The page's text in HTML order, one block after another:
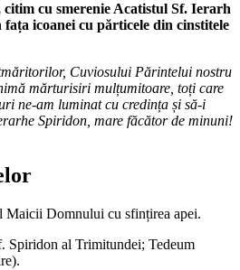
citim cu smerenie Acatistul Sf. Ierarh
icoanei cu părticele din cinstitele
Cuviosului Părintelui nostru
mărturisiri mulțumitoare, toți care
ne-am luminat cu credința și să-i
Spiridon, mare făcător de minuni!
Maicii Domnului cu sfințirea apei.
Spiridon al Trimitundei; Tedeum